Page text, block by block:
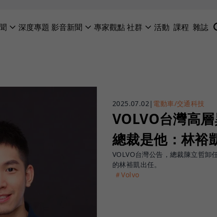
深度專題 影音新聞 專家觀點社群 活動 課程 雜誌
2025.07.02| 電動車/交通科技
VOLVO台灣高
總裁是他：林裕
VOLVO台灣公告，總裁陳立哲
的林裕凱出任。
＃Volvo